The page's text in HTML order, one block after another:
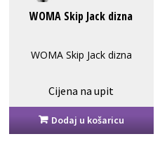
WOMA Skip Jack dizna
WOMA Skip Jack dizna
Cijena na upit
Dodaj u košaricu